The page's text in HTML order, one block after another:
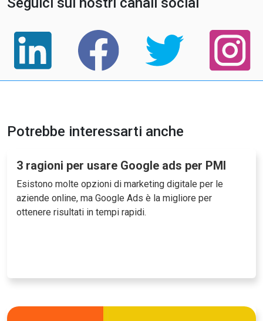
Potrebbe interessarti anche
3 ragioni per usare Google ads per PMI
Esistono molte opzioni di marketing digitale per le
aziende online, ma Google Ads è la migliore per
ottenere risultati in tempi rapidi.